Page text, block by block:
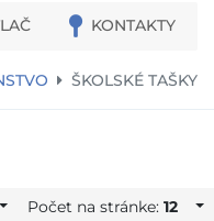
KONTAKTY
ŠKOLSKÉ TAŠKY
Počet na stránke:12